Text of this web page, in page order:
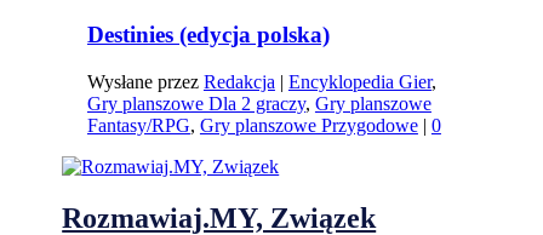
Destinies (edycja polska)
Wysłane przez Redakcja | Encyklopedia Gier,
Gry planszowe Dla 2 graczy, Gry planszowe
Fantasy/RPG, Gry planszowe Przygodowe| 0
Rozmawiaj.MY, Związek